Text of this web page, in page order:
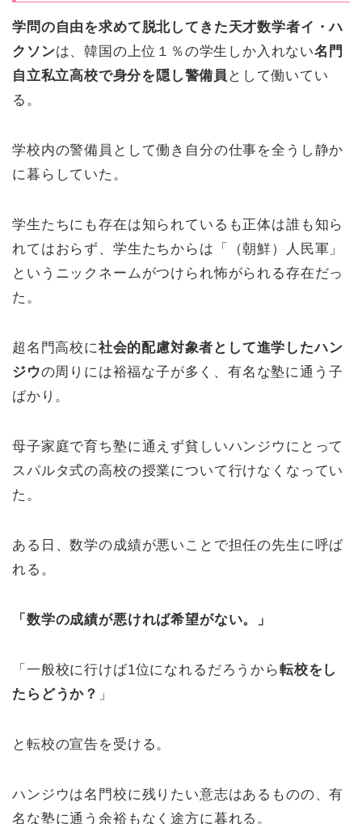
学問の自由を求めて脱北してきた天才数学者イ・ハ
クソンは、韓国の上位１％の学生しか入れない名門
自立私立高校で身分を隠し警備員 として働いてい
る。
学校内の警備員として働き自分の仕事を全うし静か
に暮らしていた。
学生たちにも存在は知られているも正体は誰も知ら
れてはおらず、学生たちからは「（朝鮮）人民軍」
というニックネームがつけられ怖がられる存在だっ
た。
超名門高校に社会的配慮対象者として進学したハン
ジウの周りには裕福な子が多く、有名な塾に通う子
ばかり。
母子家庭で育ち塾に通えず貧しいハンジウにとって
スパルタ式の高校の授業について行けなくなってい
た。
ある日、数学の成績が悪いことで担任の先生に呼ば
れる。
「数学の成績が悪ければ希望がない。」
「 一般校に行けば1位になれるだろうから転校をし
たらどうか？ 」
と転校の宣告を受ける。
ハンジウは名門校に残りたい意志はあるものの、有
名な塾に通う余裕もなく途方に暮れる。